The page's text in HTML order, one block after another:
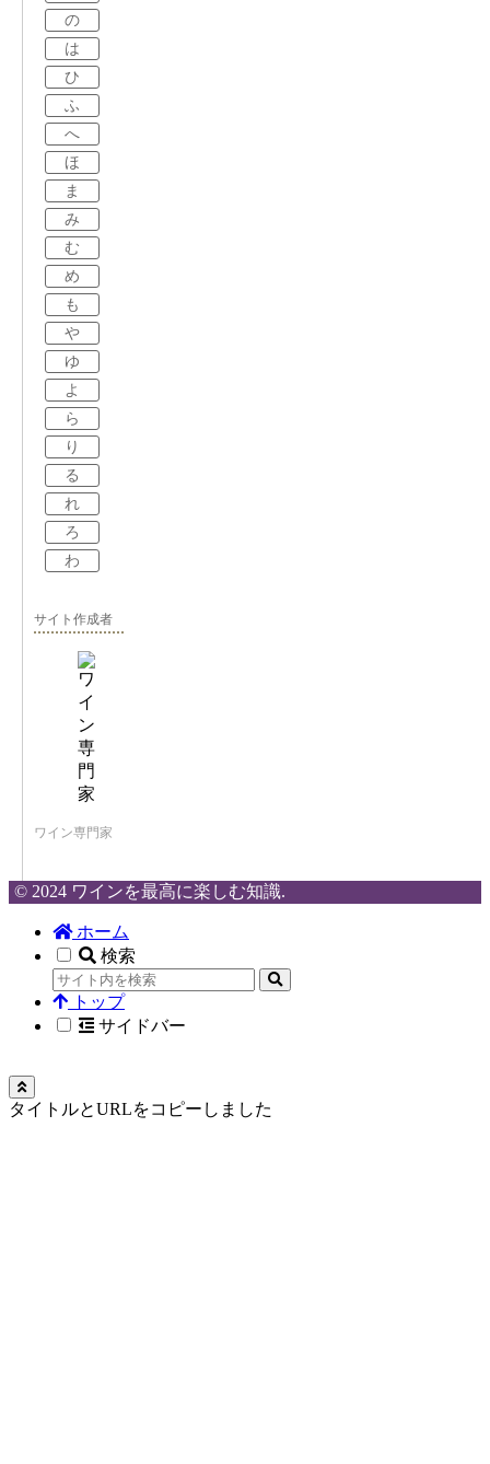
の
は
ひ
ふ
へ
ほ
ま
み
む
め
も
や
ゆ
よ
ら
り
る
れ
ろ
わ
サイト作成者
ワイン専門家
© 2024 ワインを最高に楽しむ知識.
ホーム
検索
トップ
サイドバー
タイトルとURLをコピーしました